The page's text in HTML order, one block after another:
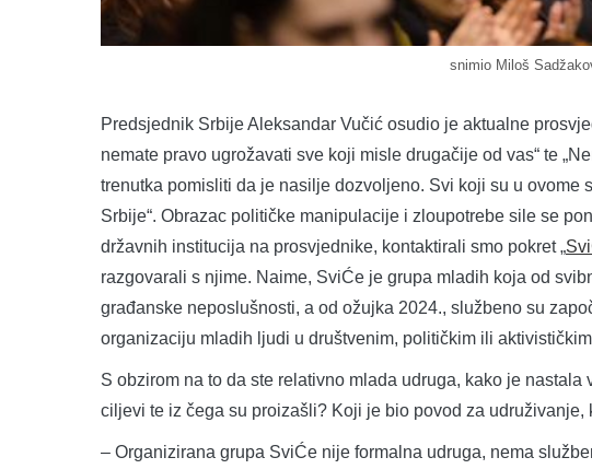
snimio Miloš
Predsjednik Srbije Aleksandar Vučić osudio je aktualne
nemate pravo ugrožavati sve koji misle drugačije od vas“ te
trenutka pomisliti da je nasilje dozvoljeno. Svi koji su u
Srbije“. Obrazac političke manipulacije i zloupotrebe sile se
državnih institucija na prosvjednike, kontaktirali smo pokret „
razgovarali s njime. Naime, SviĆe je grupa mladih koja od
građanske neposlušnosti, a od ožujka 2024., službeno su
organizaciju mladih ljudi u društvenim, političkim ili
S obzirom na to da ste relativno mlada udruga, kako je
ciljevi te iz čega su proizašli? Koji je bio povod za udruživanje,
– Organizirana grupa SviĆe nije formalna udruga, nema